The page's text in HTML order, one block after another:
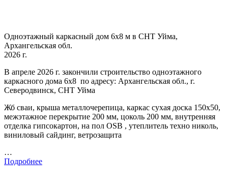
Одноэтажный каркасный дом 6х8 м в СНТ Уйма,
Архангельская обл.
2026 г.
В апреле 2026 г. закончили строительство одноэтажного
каркасного дома 6х8 по адресу: Архангельская обл., г.
Северодвинск, СНТ Уйма
Жб сваи, крыша металлочерепица, каркас сухая доска 150х50,
межэтажное перекрытие 200 мм, цоколь 200 мм, внутренняя
отделка гипсокартон, на пол OSB , утеплитель техно николь,
виниловый сайдинг, ветрозащита
…
Подробнее